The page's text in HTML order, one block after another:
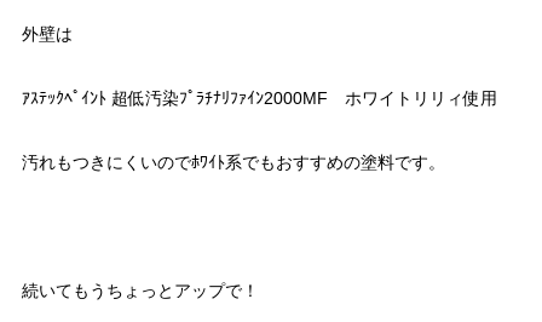
外壁は
ｱｽﾃｯｸﾍﾟｲﾝﾄ 超低汚染ﾌﾟﾗﾁﾅﾘﾌｧｲﾝ2000MF ホワイトリリィ使用
汚れもつきにくいのでﾎﾜｲﾄ系でもおすすめの塗料です。
続いてもうちょっとアップで！